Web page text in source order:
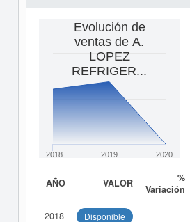
Evolución de
ventas de A.
LOPEZ
REFRIGER...
2018 2019 2020
AÑO VALOR
%
Variación
2018 Disponible